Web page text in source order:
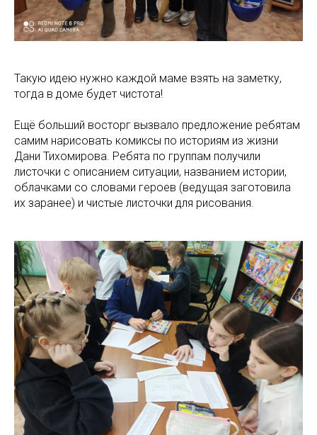
Такую идею нужно каждой маме взять на заметку,
тогда в доме будет чистота!
Ещё больший восторг вызвало предложение ребятам
самим нарисовать комиксы по историям из жизни
Дани Тихомирова. Ребята по группам получили
листочки с описанием ситуации, названием истории,
облачками со словами героев (ведущая заготовила
их заранее) и чистые листочки для рисования.